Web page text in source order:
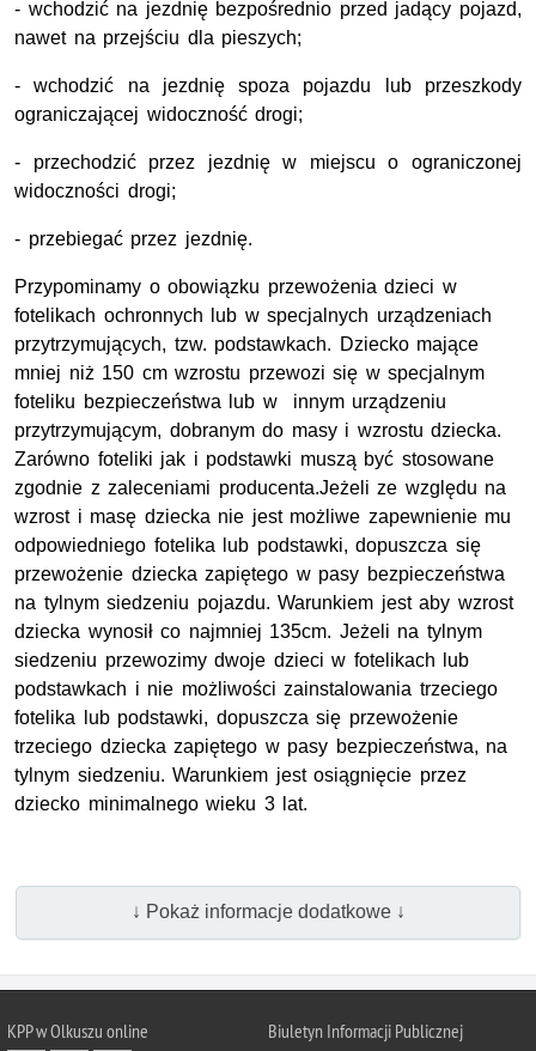
- wchodzić na jezdnię bezpośrednio przed jadący pojazd,
nawet na przejściu dla pieszych;
- wchodzić na jezdnię spoza pojazdu lub przeszkody
ograniczającej widoczność drogi;
- przechodzić przez jezdnię w miejscu o ograniczonej
widoczności drogi;
- przebiegać przez jezdnię.
Przypominamy o obowiązku przewożenia dzieci w
fotelikach ochronnych lub w specjalnych urządzeniach
przytrzymujących, tzw. podstawkach. Dziecko mające
mniej niż 150 cm wzrostu przewozi się w specjalnym
foteliku bezpieczeństwa lub w innym urządzeniu
przytrzymującym, dobranym do masy i wzrostu dziecka.
Zarówno foteliki jak i podstawki muszą być stosowane
zgodnie z zaleceniami producenta.Jeżeli ze względu na
wzrost i masę dziecka nie jest możliwe zapewnienie mu
odpowiedniego fotelika lub podstawki, dopuszcza się
przewożenie dziecka zapiętego w pasy bezpieczeństwa
na tylnym siedzeniu pojazdu. Warunkiem jest aby wzrost
dziecka wynosił co najmniej 135cm. Jeżeli na tylnym
siedzeniu przewozimy dwoje dzieci w fotelikach lub
podstawkach i nie możliwości zainstalowania trzeciego
fotelika lub podstawki, dopuszcza się przewożenie
trzeciego dziecka zapiętego w pasy bezpieczeństwa, na
tylnym siedzeniu. Warunkiem jest osiągnięcie przez
dziecko minimalnego wieku 3 lat.
↓ Pokaż informacje dodatkowe ↓
KPP w Olkuszu online Biuletyn Informacji Publicznej